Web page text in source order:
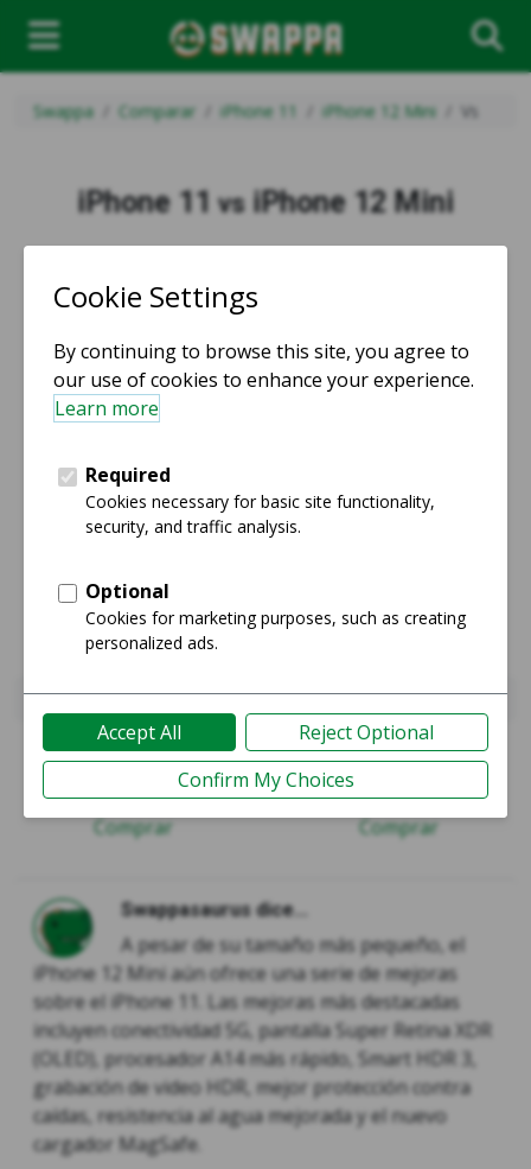
Swappa Comparar iPhone 11 iPhone 12 Mini Vs
iPhone 11 vs iPhone 12 Mini
vs
iPhone 11
Guía
Comprar
iPhone 12 Mini
Guía
Comprar
Swappasaurus dice...
A pesar de su tamaño más pequeño, el
iPhone 12 Mini aún ofrece una serie de mejoras
sobre el iPhone 11. Las mejoras más destacadas
incluyen conectividad 5G, pantalla Super Retina XDR
(OLED), procesador A14 más rápido, Smart HDR 3,
grabación de video HDR, mejor protección contra
caídas, resistencia al agua mejorada y el nuevo
cargador MagSafe.